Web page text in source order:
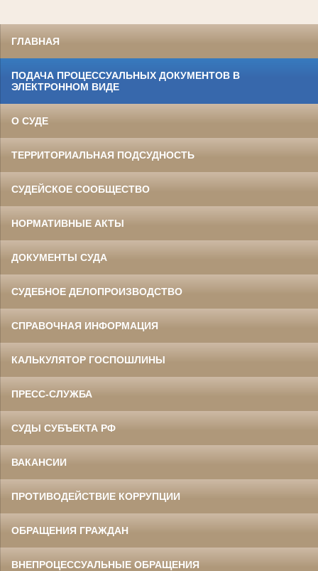
ГЛАВНАЯ
ПОДАЧА ПРОЦЕССУАЛЬНЫХ ДОКУМЕНТОВ В
ЭЛЕКТРОННОМ ВИДЕ
О СУДЕ
ТЕРРИТОРИАЛЬНАЯ ПОДСУДНОСТЬ
СУДЕЙСКОЕ СООБЩЕСТВО
НОРМАТИВНЫЕ АКТЫ
ДОКУМЕНТЫ СУДА
СУДЕБНОЕ ДЕЛОПРОИЗВОДСТВО
СПРАВОЧНАЯ ИНФОРМАЦИЯ
КАЛЬКУЛЯТОР ГОСПОШЛИНЫ
ПРЕСС-СЛУЖБА
СУДЫ СУБЪЕКТА РФ
ВАКАНСИИ
ПРОТИВОДЕЙСТВИЕ КОРРУПЦИИ
ОБРАЩЕНИЯ ГРАЖДАН
ВНЕПРОЦЕССУАЛЬНЫЕ ОБРАЩЕНИЯ